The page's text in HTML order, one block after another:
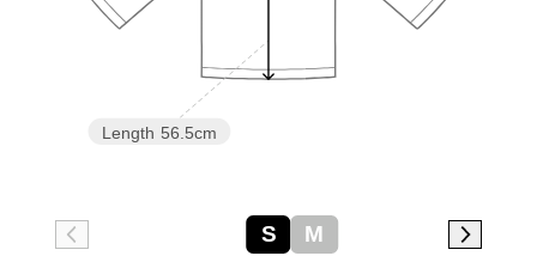
Length 56.5cm
S M